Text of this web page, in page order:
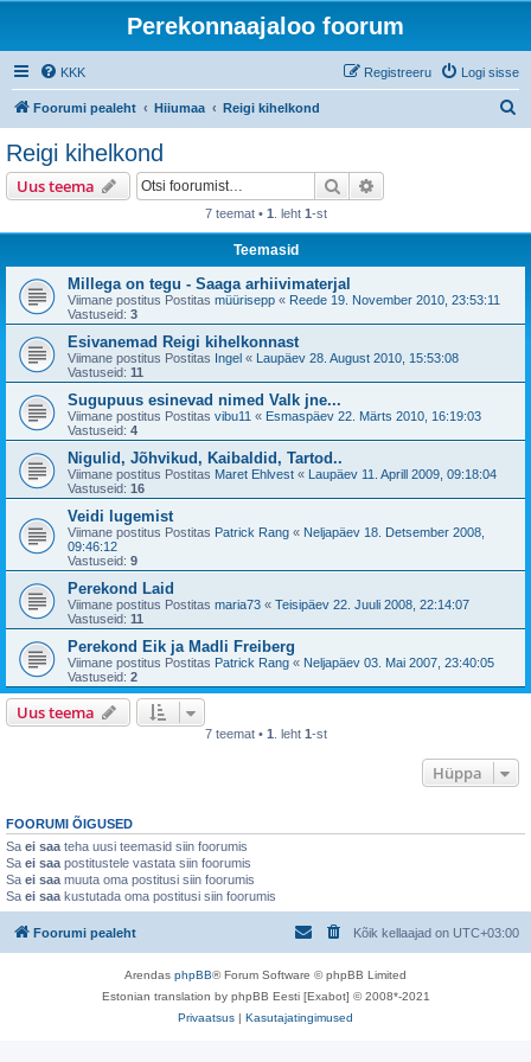
Perekonnaajaloo foorum
KKK Logi sisse
Registreeru
Foorumi pealeht Hiiumaa Reigi kihelkond
Reigi kihelkond
Uus teema Otsi
7 teemat • 1 . leht 1-st
Teemasid
Millega on tegu - Saaga arhiivimaterjal
Viimane postitus Postitas müürisepp « Reede 19. November 2010, 23:53:11
Vastuseid: 3
Esivanemad Reigi kihelkonnast
Viimane postitus Postitas Ingel « Laupäev 28. August 2010, 15:53:08
Vastuseid: 11
Sugupuus esinevad nimed Valk jne...
Viimane postitus Postitas vibu11 « Esmaspäev 22. Märts 2010, 16:19:03
Vastuseid: 4
Nigulid, Jõhvikud, Kaibaldid, Tartod..
Viimane postitus Postitas Maret Ehlvest « Laupäev 11. Aprill 2009, 09:18:04
Vastuseid: 16
Veidi lugemist
Viimane postitus Postitas Patrick Rang « Neljapäev 18. Detsember 2008,
09:46:12
Vastuseid: 9
Perekond Laid
Viimane postitus Postitas maria73 « Teisipäev 22. Juuli 2008, 22:14:07
Vastuseid: 11
Perekond Eik ja Madli Freiberg
Viimane postitus Postitas Patrick Rang « Neljapäev 03. Mai 2007, 23:40:05
Vastuseid: 2
Uus teema
7 teemat • 1 . leht 1-st
Hüppa
FOORUMI ÕIGUSED
Sa ei saa teha uusi teemasid siin foorumis
Sa ei saa postitustele vastata siin foorumis
Sa ei saa muuta oma postitusi siin foorumis
Sa ei saa kustutada oma postitusi siin foorumis
Foorumi pealeht Kõik kellaajad on UTC+03:00
Arendas phpBB® Forum Software © phpBB Limited
Estonian translation by phpBB Eesti [Exabot] © 2008*-2021
Privaatsus | Kasutajatingimused